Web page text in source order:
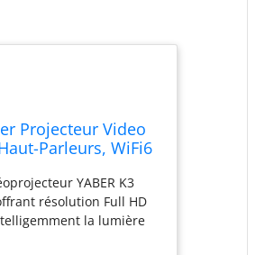
Projecteur Video
Parleurs, WiFi6
(Noir)YABER K3
résolution Full HD
la lumière
ou salles de réunion